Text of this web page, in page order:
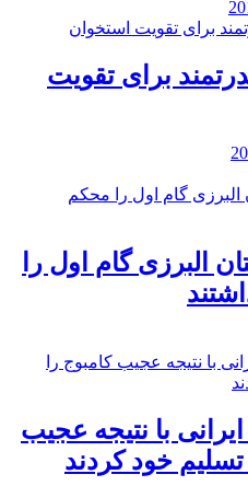
برای تقویت
البرزی گام اول را
ایرانی با نتیجه عجیب
تسلیم خود کردند